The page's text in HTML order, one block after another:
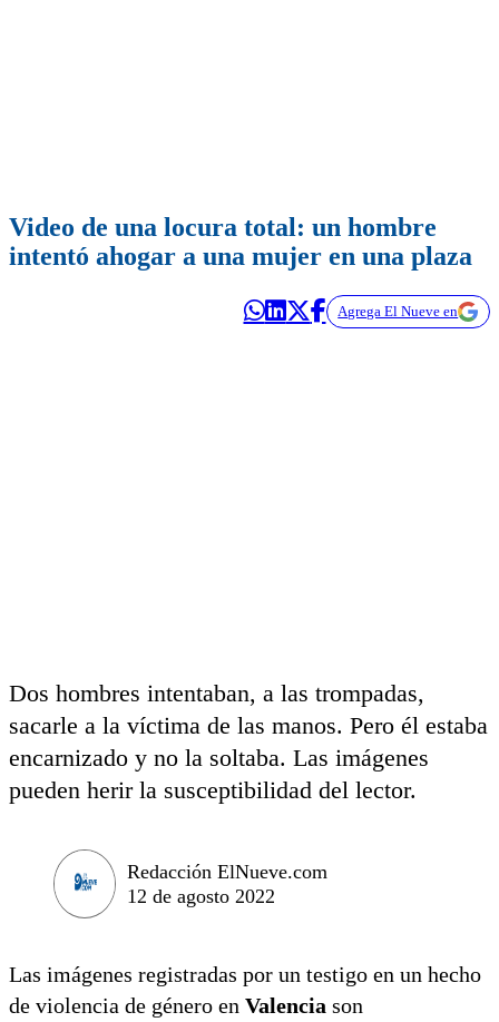
Video de una locura total: un hombre
intentó ahogar a una mujer en una plaza
Agrega El Nueve en
Dos hombres intentaban, a las trompadas,
sacarle a la víctima de las manos. Pero él estaba
encarnizado y no la soltaba. Las imágenes
pueden herir la susceptibilidad del lector.
Redacción ElNueve.com
12 de agosto 2022
Las imágenes registradas por un testigo en un hecho
de violencia de género en Valencia son